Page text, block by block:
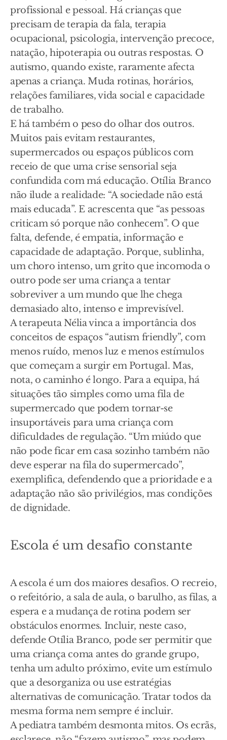
profissional e pessoal. Há crianças que
precisam de terapia da fala, terapia
ocupacional, psicologia, intervenção precoce,
natação, hipoterapia ou outras respostas. O
autismo, quando existe, raramente afecta
apenas a criança. Muda rotinas, horários,
relações familiares, vida social e capacidade
de trabalho.
E há também o peso do olhar dos outros.
Muitos pais evitam restaurantes,
supermercados ou espaços públicos com
receio de que uma crise sensorial seja
confundida com má educação. Otília Branco
não ilude a realidade: “A sociedade não está
mais educada”. E acrescenta que “as pessoas
criticam só porque não conhecem”. O que
falta, defende, é empatia, informação e
capacidade de adaptação. Porque, sublinha,
um choro intenso, um grito que incomoda o
outro pode ser uma criança a tentar
sobreviver a um mundo que lhe chega
demasiado alto, intenso e imprevisível.
A terapeuta Nélia vinca a importância dos
conceitos de espaços “autism friendly”, com
menos ruído, menos luz e menos estímulos
que começam a surgir em Portugal. Mas,
nota, o caminho é longo. Para a equipa, há
situações tão simples como uma fila de
supermercado que podem tornar-se
insuportáveis para uma criança com
dificuldades de regulação. “Um miúdo que
não pode ficar em casa sozinho também não
deve esperar na fila do supermercado”,
exemplifica, defendendo que a prioridade e a
adaptação não são privilégios, mas condições
de dignidade.
Escola é um desafio constante
A escola é um dos maiores desafios. O recreio,
o refeitório, a sala de aula, o barulho, as filas, a
espera e a mudança de rotina podem ser
obstáculos enormes. Incluir, neste caso,
defende Otília Branco, pode ser permitir que
uma criança coma antes do grande grupo,
tenha um adulto próximo, evite um estímulo
que a desorganiza ou use estratégias
alternativas de comunicação. Tratar todos da
mesma forma nem sempre é incluir.
A pediatra também desmonta mitos. Os ecrãs,